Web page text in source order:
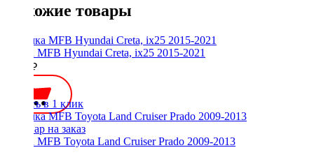
Похожие товары
Рамка MFB Hyundai Creta, ix25 2015-2021
2000 ₽
Купить в 1 клик
Рамка MFB Toyota Land Cruiser Prado 2009-2013